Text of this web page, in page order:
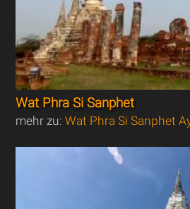
Wat Phra Si Sanphet
mehr zu:Wat Phra Si Sanphet